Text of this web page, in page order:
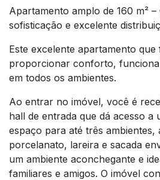
Apartamento amplo de 160 m²
sofisticação e excelente
Este excelente apartamento
proporcionar conforto,
em todos os ambientes.
Ao entrar no imóvel, você é
hall de entrada que dá acesso a
espaço para até três ambientes,
porcelanato, lareira e sacada
um ambiente aconchegante e
familiares e amigos. O imóvel